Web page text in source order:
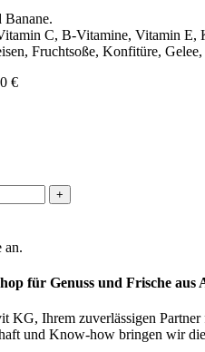
Banane.
C, B-Vitamine, Vitamin E,
Fruchtsoße, Konfitüre,
€
an.
für Genuss und Frische aus
KG, Ihrem zuverlässigen
und Know-how bringen wir